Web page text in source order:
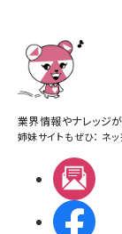
業界情報やナレッジが
姉妹サイトもぜひ： ネ